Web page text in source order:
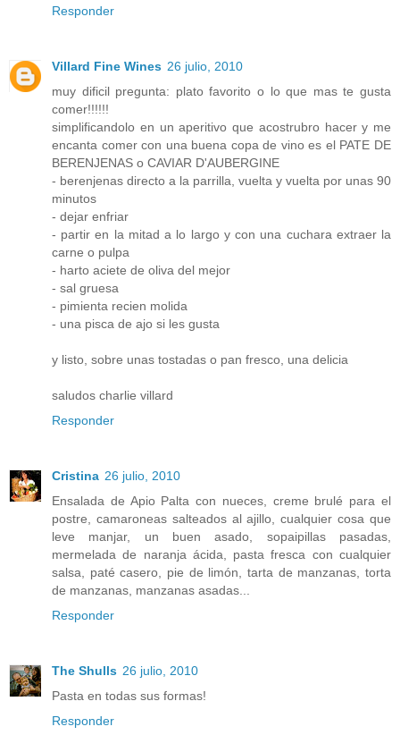
Responder
Villard Fine Wines 26 julio, 2010
muy dificil pregunta: plato favorito o lo que mas te gusta
comer!!!!!!
simplificandolo en un aperitivo que acostrubro hacer y me
encanta comer con una buena copa de vino es el PATE DE
BERENJENAS o CAVIAR D'AUBERGINE
- berenjenas directo a la parrilla, vuelta y vuelta por unas 90
minutos
- dejar enfriar
- partir en la mitad a lo largo y con una cuchara extraer la
carne o pulpa
- harto aciete de oliva del mejor
- sal gruesa
- pimienta recien molida
- una pisca de ajo si les gusta
y listo, sobre unas tostadas o pan fresco, una delicia
saludos charlie villard
Responder
Cristina 26 julio, 2010
Ensalada de Apio Palta con nueces, creme brulé para el
postre, camaroneas salteados al ajillo, cualquier cosa que
leve manjar, un buen asado, sopaipillas pasadas,
mermelada de naranja ácida, pasta fresca con cualquier
salsa, paté casero, pie de limón, tarta de manzanas, torta
de manzanas, manzanas asadas...
Responder
The Shulls 26 julio, 2010
Pasta en todas sus formas!
Responder